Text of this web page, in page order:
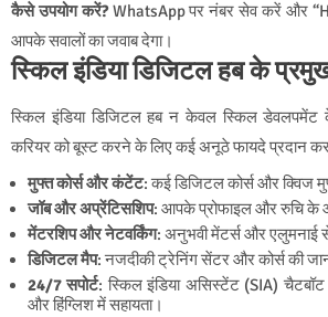
कैसे उपयोग करें?WhatsApp पर नंबर सेव करें और
आपके सवालों का जवाब देगा।
स्किल इंडिया डिजिटल हब के
स्किल इंडिया डिजिटल हब न केवल स्किल
करियर को बूस्ट करने के लिए कई अनूठे फायदे प्रदान
मुफ्त कोर्स और कंटेंट: कई डिजिटल कोर्स और क्विज
जॉब और अप्रेंटिसशिप: आपके प्रोफाइल और रुचि के
मेंटरशिप और नेटवर्किंग: अनुभवी मेंटर्स और एलुमनाई
डिजिटल मैप: नजदीकी ट्रेनिंग सेंटर और कोर्स की
24/7 सपोर्ट: स्किल इंडिया असिस्टेंट (SIA)
और हिंग्लिश में सहायता।